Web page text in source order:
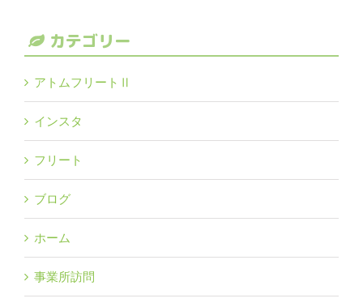
カテゴリー
アトムフリートⅡ
インスタ
フリート
ブログ
ホーム
事業所訪問